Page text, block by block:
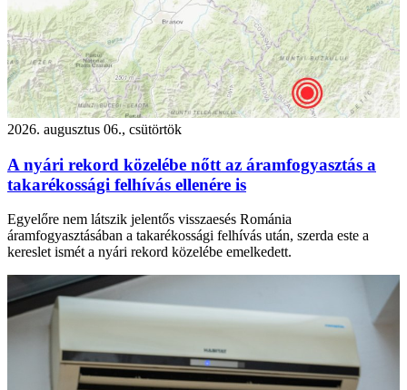
2026. augusztus 06., csütörtök
A nyári rekord közelébe nőtt az áramfogyasztás a
takarékossági felhívás ellenére is
Egyelőre nem látszik jelentős visszaesés Románia
áramfogyasztásában a takarékossági felhívás után, szerda este a
kereslet ismét a nyári rekord közelébe emelkedett.